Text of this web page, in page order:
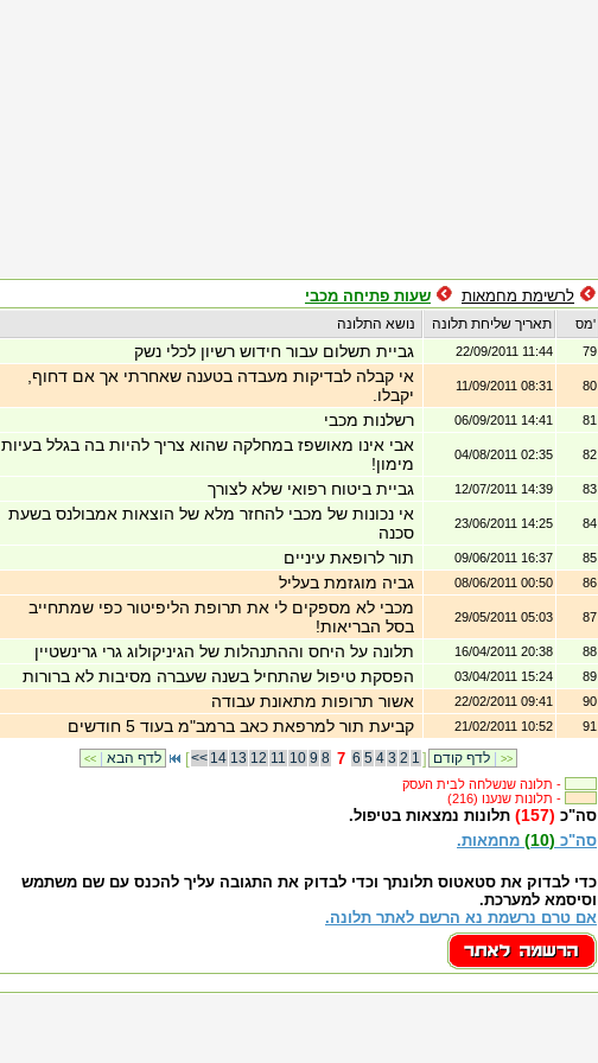
שעות פתיחה מכבי לרשימת מחמאות
תאריך שליחת תלונה מס'
גביית תשלום עבור חידוש רשיון לכלי נשק 22/09/2011 11:44 79
אי קבלה לבדיקות מעבדה בטענה שאחרתי אך אם דחוף,
יקבלו.
11/09/2011 08:31 80
רשלנות מכבי 06/09/2011 14:41 81
אבי אינו מאושפז במחלקה שהוא צריך להיות בה בגלל בעיות
מימון!
04/08/2011 02:35 82
גביית ביטוח רפואי שלא לצורך 12/07/2011 14:39 83
אי נכונות של מכבי להחזר מלא של הוצאות אמבולנס בשעת
סכנה
23/06/2011 14:25 84
תור לרופאת עיניים 09/06/2011 16:37 85
גביה מוגזמת בעליל 08/06/2011 00:50 86
מכבי לא מספקים לי את תרופת הליפיטור כפי שמתחייב
בסל הבריאות!
29/05/2011 05:03 87
תלונה על היחס וההתנהלות של הגיניקולוג גרי גרינשטיין 16/04/2011 20:38 88
הפסקת טיפול שהתחיל בשנה שעברה מסיבות לא ברורות 03/04/2011 15:24 89
אשור תרופות מתאונת עבודה 22/02/2011 09:41 90
קביעת תור למרפאת כאב ברמב"מ בעוד 5 חודשים 21/02/2011 10:52 91
<< [<< 14 13 12 11 10 9 8 7 6 5 4 3 2 1 ] >>
תלונה שנשלחה לבית העסק -
(216) תלונות שנענו -
סה"כ (157)
תלונות נמצאות בטיפול.
סה"כ (10) מחמאות.
כדי לבדוק את סטאטוס תלונתך וכדי לבדוק את התגובה עליך להכנס עם שם משתמש
וסיסמא למערכת.
אם טרם נרשמת נא הרשם לאתר תלונה.